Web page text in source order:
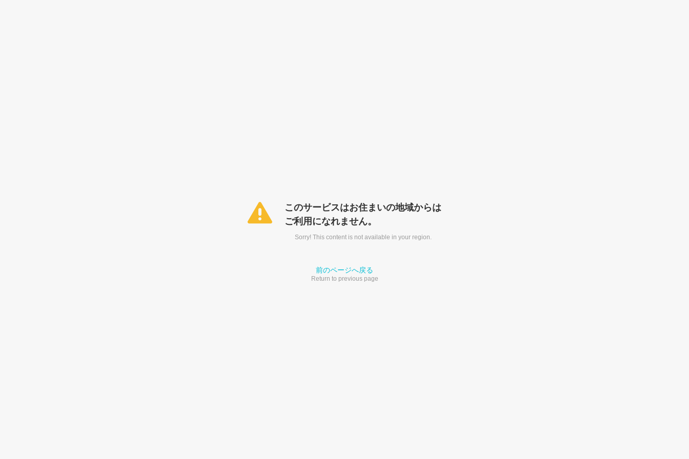
このサービスはお住まいの地域からは
ご利用になれません。
Sorry! This content is not available in your region.
前のページへ戻る
Return to previous page